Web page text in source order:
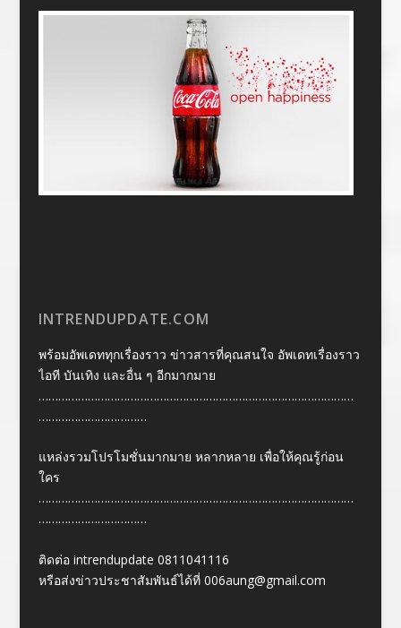
INTRENDUPDATE.COM
พร้อมอัพเดททุกเรื่องราว ข่าวสารที่คุณสนใจ อัพเดทเรื่องราว
ไอที บันเทิง และอื่น ๆ อีกมากมาย
……………………………………………………………………………………
……………………………
แหล่งรวมโปรโมชั่นมากมาย หลากหลาย เพื่อให้คุณรู้ก่อน
ใคร
……………………………………………………………………………………
……………………………
ติดต่อ intrendupdate 0811041116
หรือส่งข่าวประชาสัมพันธ์ได้ที่ 006aung@gmail.com